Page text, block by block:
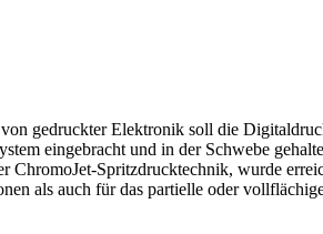
gedruckter Elektronik soll die
eingebracht und in der Schwebe
ChromoJet-Spritzdrucktechnik, wurde
als auch für das partielle oder